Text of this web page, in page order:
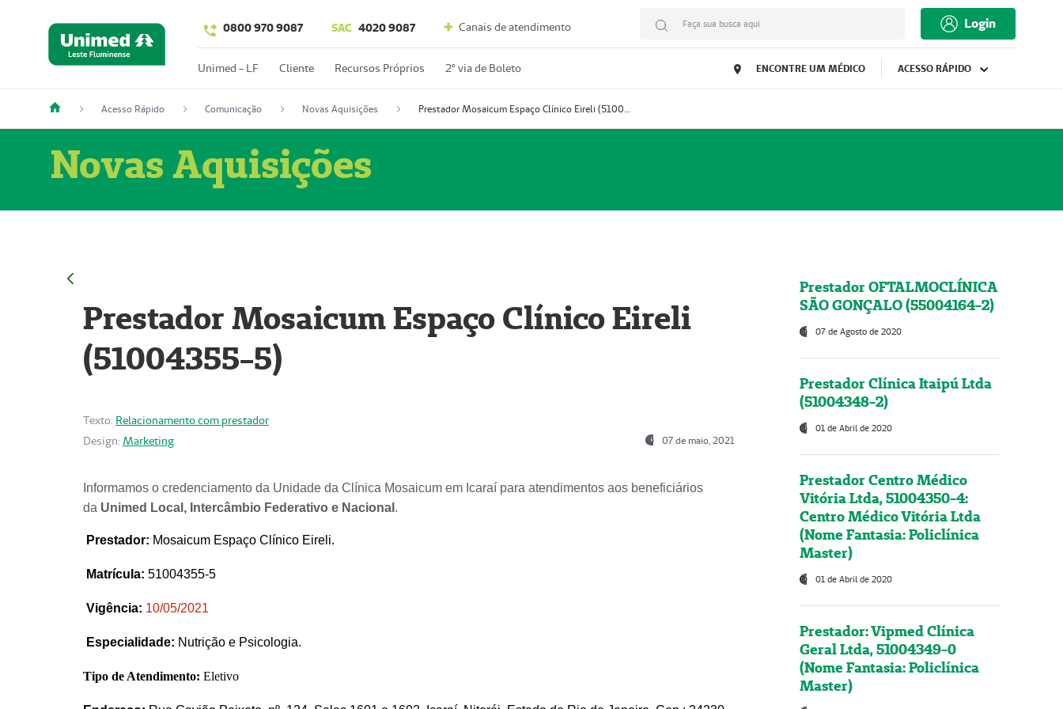
0800 970 9087 SAC 4020 9087 Canais de atendimento Faça sua busca aqui Login
Unimed - LF Cliente Recursos Próprios 2º via de Boleto ENCONTRE UM MÉDICO ACESSO RÁPIDO
Acesso Rápido Comunicação Novas Aquisições Prestador Mosaicum Espaço Clínico Eireli (51004355-5)
Novas Aquisições
Prestador Mosaicum Espaço Clínico Eireli
(51004355-5)
Texto: Relacionamento com prestador
Design: Marketing 07 de maio, 2021
Informamos o credenciamento da Unidade da Clínica Mosaicum em Icaraí para atendimentos aos beneficiários
da Unimed Local, Intercâmbio Federativo e Nacional .
Prestador: Mosaicum Espaço Clínico Eireli.
Matrícula: 51004355-5
Vigência: 10/05/2021
Especialidade: Nutrição e Psicologia.
Tipo de Atendimento: Eletivo
Prestador OFTALMOCLÍNICA
SÃO GONÇALO (55004164-2)
07 de Agosto de 2020
Prestador Clínica Itaipú Ltda
(51004348-2)
01 de Abril de 2020
Prestador Centro Médico
Vitória Ltda, 51004350-4:
Centro Médico Vitória Ltda
(Nome Fantasia: Policlínica
Master)
01 de Abril de 2020
Prestador: Vipmed Clínica
Geral Ltda, 51004349-0
(Nome Fantasia: Policlínica
Master)